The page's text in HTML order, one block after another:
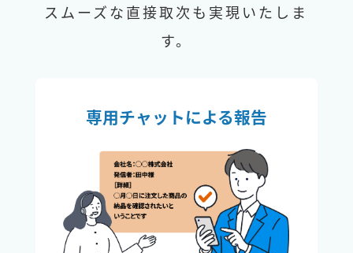
スムーズな直接取次も実現いたしま
す。
専用チャットによる報告